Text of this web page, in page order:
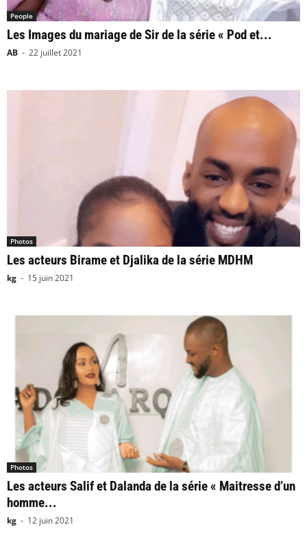
People
Les Images du mariage de Sir de la série « Pod et...
AB - 22 juillet 2021
Photos
Les acteurs Birame et Djalika de la série MDHM
kg - 15 juin 2021
Photos
Les acteurs Salif et Dalanda de la série « Maitresse d’un
homme...
kg - 12 juin 2021